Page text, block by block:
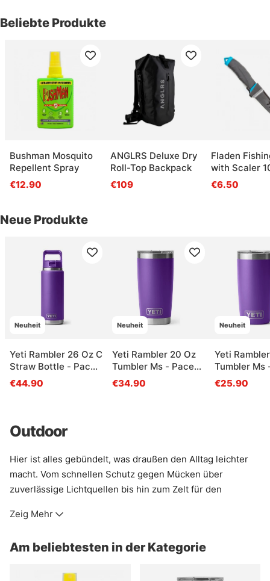
Beliebte Produkte
Bushman Mosquito
Repellent Spray
€12.90
ANGLRS Deluxe Dry
Roll-Top Backpack
€109
Fladen
with Scaler
€6.50
Neue Produkte
Neuheit
Yeti Rambler 26 Oz C
Straw Bottle - Pace
Purple
€44.90
Neuheit
Yeti Rambler 20 Oz
Tumbler Ms - Pace
Purple
€34.90
Neuheit
Yeti
Tumbler Ms
Purple
€25.90
Outdoor
Hier ist alles gebündelt, was draußen den Alltag leichter
macht. Vom schnellen Schutz gegen Mücken über
zuverlässige Lichtquellen bis hin zum Zelt für den
Rucksack verstaubt, sondern wirklich genutzt wird.
wird, zeigt sich, was taugt.
Zeig Mehr
Am beliebtesten in der Kategorie